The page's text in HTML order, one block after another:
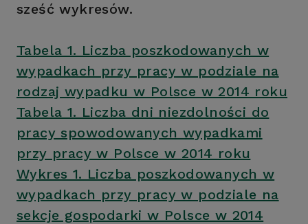
sześć wykresów.
Tabela 1. Liczba poszkodowanych w
wypadkach przy pracy w podziale na
rodzaj wypadku w Polsce w 2014 roku
Tabela 1. Liczba dni niezdolności do
pracy spowodowanych wypadkami
przy pracy w Polsce w 2014 roku
Wykres 1. Liczba poszkodowanych w
wypadkach przy pracy w podziale na
sekcje gospodarki w Polsce w 2014